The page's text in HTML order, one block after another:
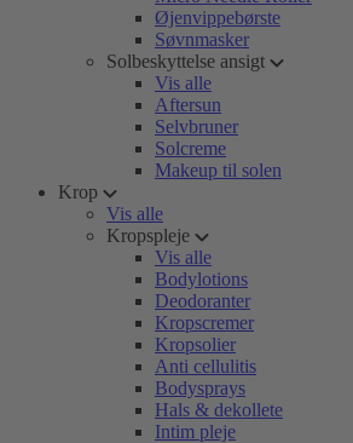
Øjenvippebørste
Søvnmasker
Solbeskyttelse ansigt
Vis alle
Aftersun
Selvbruner
Solcreme
Makeup til solen
Krop
Vis alle
Kropspleje
Vis alle
Bodylotions
Deodoranter
Kropscremer
Kropsolier
Anti cellulitis
Bodysprays
Hals & dekollete
Intim pleje